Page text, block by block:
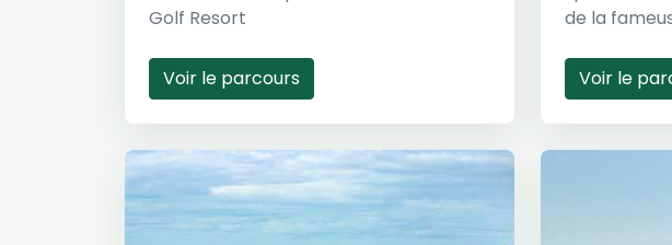
Golf Resort
Voir le parcours
de la
Voir le